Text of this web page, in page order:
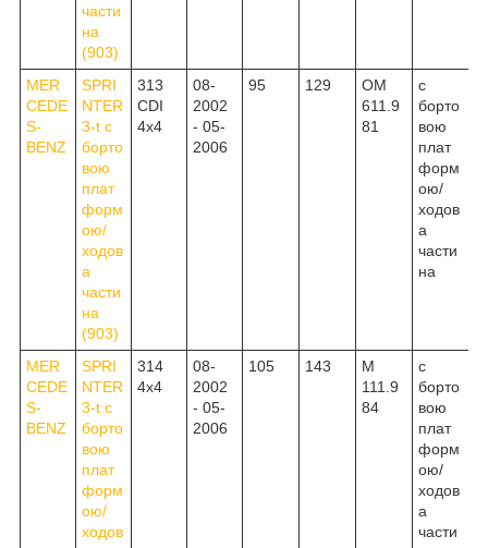
части
на
(903)
MER
CEDE
S-
BENZ
SPRI
NTER
3-t c
борто
вою
плат
форм
ою/
ходов
а
части
на
(903)
313
CDI
4x4
08-
2002
- 05-
2006
95 129
OM
611.9
81
c
борто
вою
плат
форм
ою/
ходов
а
части
на
MER
CEDE
S-
BENZ
SPRI
NTER
3-t c
борто
вою
плат
форм
ою/
ходов
314
4x4
08-
2002
- 05-
2006
105 143
M
111.9
84
c
борто
вою
плат
форм
ою/
ходов
а
части